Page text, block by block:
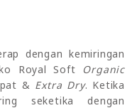
dengan kemiringan
Royal Soft Organic
& Extra Dry. Ketika
seketika dengan